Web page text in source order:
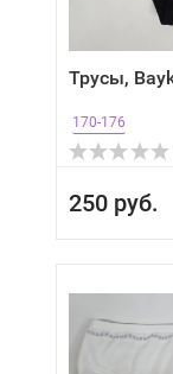
Трусы,
170-176
250 руб.